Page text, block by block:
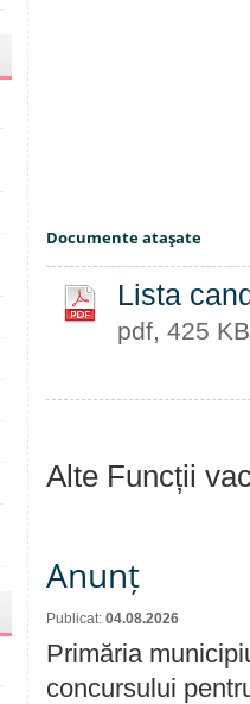
Documente ataşate
Lista
pdf, 425 KB
Alte Funcții
Anunț
Publicat: 04.08.2026
Primăria
concursului